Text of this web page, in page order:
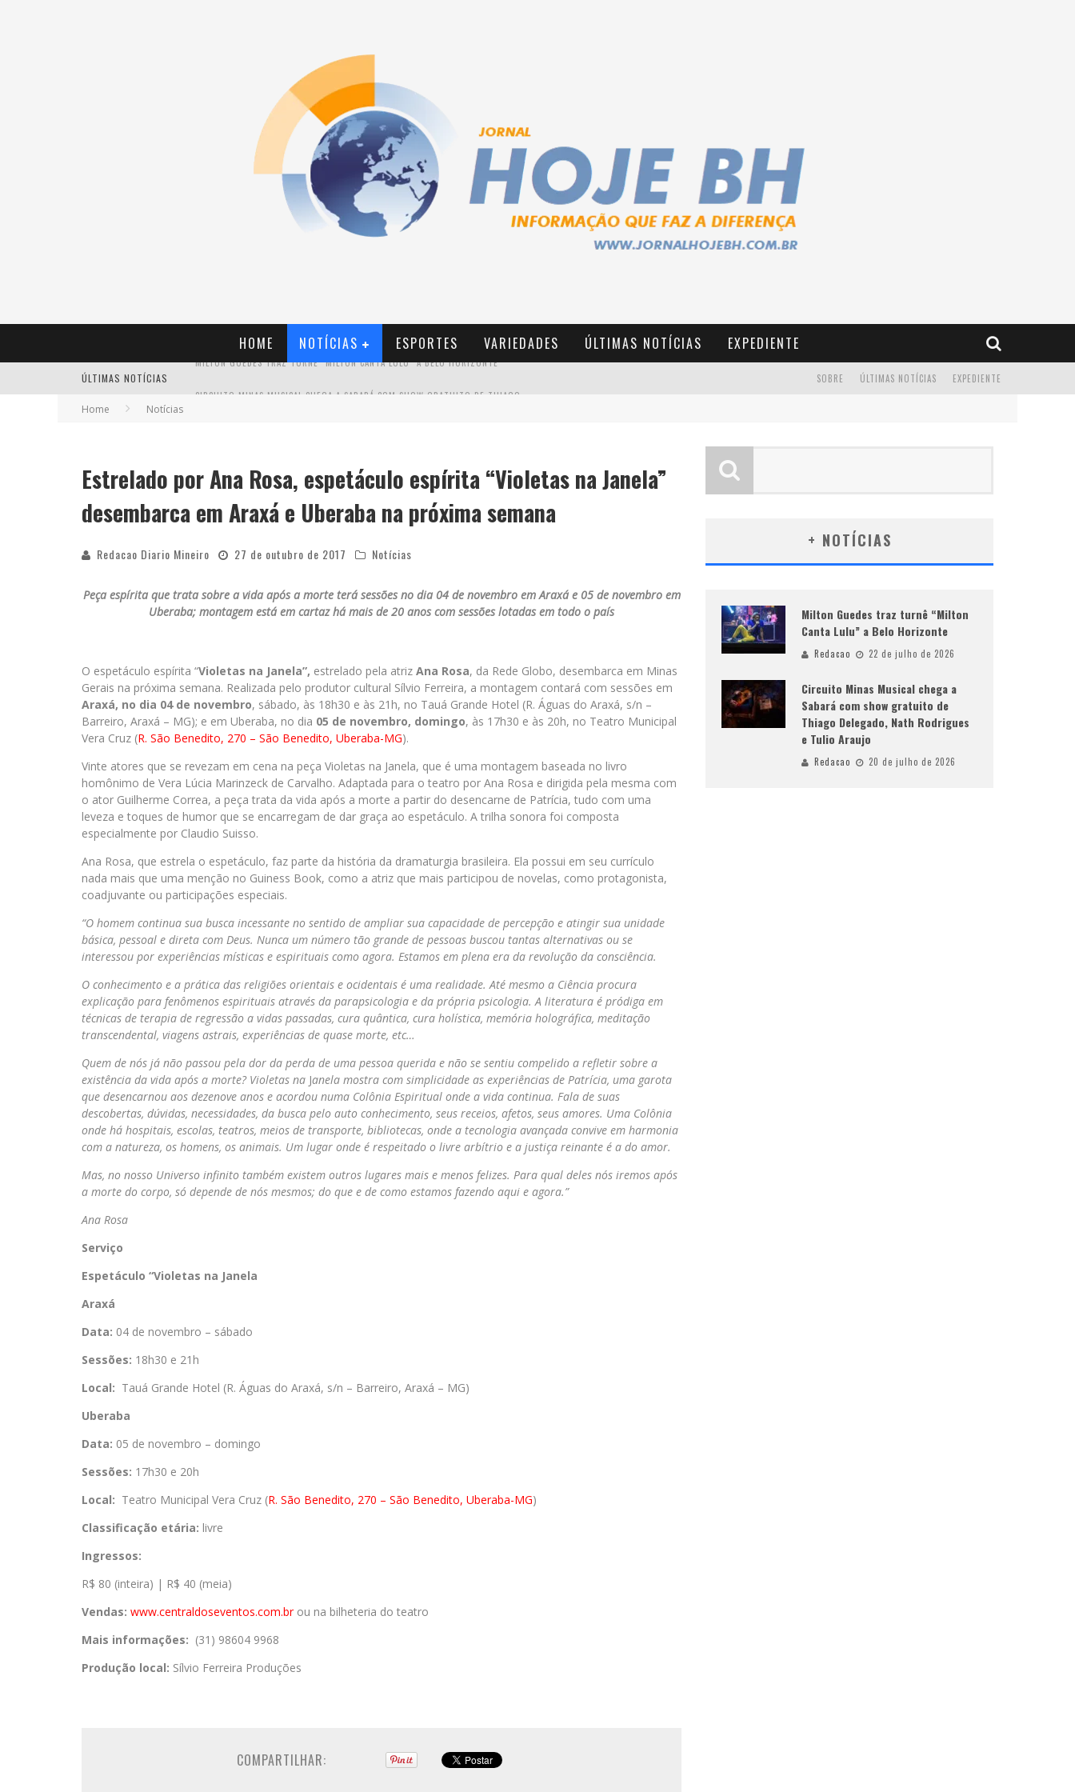
HOME NOTÍCIAS ESPORTES VARIEDADES ÚLTIMAS NOTÍCIAS EXPEDIENTE
ÚLTIMAS NOTÍCIAS
MILTON GUEDES TRAZ TURNÊ “MILTON CANTA LULU” A BELO HORIZONTE
EXPEDIENTE
ÚLTIMAS NOTÍCIAS
SOBRE
Home Notícias
Estrelado por Ana Rosa, espetáculo espírita “Violetas na Janela”
desembarca em Araxá e Uberaba na próxima semana
Redacao Diario Mineiro 27 de outubro de 2017 Notícias
Peça espírita que trata sobre a vida após a morte terá sessões no dia 04 de novembro em Araxá e 05 de novembro em
Uberaba; montagem está em cartaz há mais de 20 anos com sessões lotadas em todo o país
O espetáculo espírita “Violetas na Janela”, estrelado pela atriz Ana Rosa, da Rede Globo, desembarca em Minas
Gerais na próxima semana. Realizada pelo produtor cultural Sílvio Ferreira, a montagem contará com sessões em
Araxá, no dia 04 de novembro, sábado, às 18h30 e às 21h, no Tauá Grande Hotel (R. Águas do Araxá, s/n –
Barreiro, Araxá – MG); e em Uberaba, no dia 05 de novembro, domingo, às 17h30 e às 20h, no Teatro Municipal
Vera Cruz (R. São Benedito, 270 – São Benedito, Uberaba-MG).
Vinte atores que se revezam em cena na peça Violetas na Janela, que é uma montagem baseada no livro
homônimo de Vera Lúcia Marinzeck de Carvalho. Adaptada para o teatro por Ana Rosa e dirigida pela mesma com
o ator Guilherme Correa, a peça trata da vida após a morte a partir do desencarne de Patrícia, tudo com uma
leveza e toques de humor que se encarregam de dar graça ao espetáculo. A trilha sonora foi composta
especialmente por Claudio Suisso.
Ana Rosa, que estrela o espetáculo, faz parte da história da dramaturgia brasileira. Ela possui em seu currículo
nada mais que uma menção no Guiness Book, como a atriz que mais participou de novelas, como protagonista,
coadjuvante ou participações especiais.
“O homem continua sua busca incessante no sentido de ampliar sua capacidade de percepção e atingir sua unidade
básica, pessoal e direta com Deus. Nunca um número tão grande de pessoas buscou tantas alternativas ou se
interessou por experiências místicas e espirituais como agora. Estamos em plena era da revolução da consciência.
O conhecimento e a prática das religiões orientais e ocidentais é uma realidade. Até mesmo a Ciência procura
explicação para fenômenos espirituais através da parapsicologia e da própria psicologia. A literatura é pródiga em
técnicas de terapia de regressão a vidas passadas, cura quântica, cura holística, memória holográfica, meditação
transcendental, viagens astrais, experiências de quase morte, etc…
Quem de nós já não passou pela dor da perda de uma pessoa querida e não se sentiu compelido a refletir sobre a
existência da vida após a morte? Violetas na Janela mostra com simplicidade as experiências de Patrícia, uma garota
que desencarnou aos dezenove anos e acordou numa Colônia Espiritual onde a vida continua. Fala de suas
descobertas, dúvidas, necessidades, da busca pelo auto conhecimento, seus receios, afetos, seus amores. Uma Colônia
onde há hospitais, escolas, teatros, meios de transporte, bibliotecas, onde a tecnologia avançada convive em harmonia
com a natureza, os homens, os animais. Um lugar onde é respeitado o livre arbítrio e a justiça reinante é a do amor.
Mas, no nosso Universo infinito também existem outros lugares mais e menos felizes. Para qual deles nós iremos após
a morte do corpo, só depende de nós mesmos; do que e de como estamos fazendo aqui e agora.”
Ana Rosa
Serviço
Espetáculo “Violetas na Janela
Araxá
Data: 04 de novembro – sábado
Sessões: 18h30 e 21h
Local: Tauá Grande Hotel (R. Águas do Araxá, s/n – Barreiro, Araxá – MG)
Uberaba
Data: 05 de novembro – domingo
Sessões: 17h30 e 20h
Local: Teatro Municipal Vera Cruz (R. São Benedito, 270 – São Benedito, Uberaba-MG)
Classificação etária: livre
Ingressos:
R$ 80 (inteira) | R$ 40 (meia)
Vendas: www.centraldoseventos.com.brou na bilheteria do teatro
Mais informações: (31) 98604 9968
Produção local: Sílvio Ferreira Produções
COMPARTILHAR:
+ NOTÍCIAS
Milton Guedes traz turnê “Milton
Canta Lulu” a Belo Horizonte
Redacao 22 de julho de 2026
Circuito Minas Musical chega a
Sabará com show gratuito de
Thiago Delegado, Nath Rodrigues
e Tulio Araujo
Redacao 20 de julho de 2026